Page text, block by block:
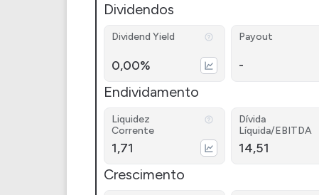
Dividendos
Dividend Yield
0,00%
Payout
-
Endividamento
Liquidez
Corrente
1,71
Dívida
Líquida/EBITDA
14,51
Crescimento